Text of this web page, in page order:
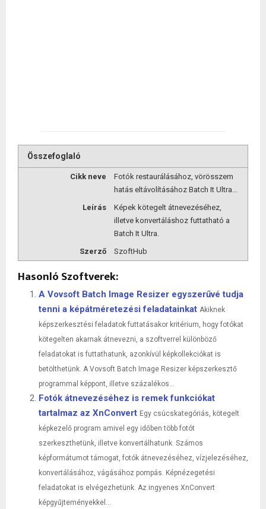
Összefoglaló
Cikk neve
Fotók restaurálásához, vörösszem
hatás eltávolításához Batch It Ultra…
Leírás
Képek kötegelt átnevezéséhez,
illetve konvertáláshoz futtatható a
Batch It Ultra.
Szerző
SzoftHub
Hasonló Szoftverek:
A Vovsoft Batch Image Resizer egyszerűvé tudja
tenni a képátméretezési feladatainkat Akiknek
képszerkesztési feladatok futtatásakor kritérium, hogy fotókat
kötegelten akarnak átnevezni, a szoftverrel különböző
feladatokat is futtathatunk, azonkívül képkollekciókat is
betölthetünk. A Vovsoft Batch Image Resizer képszerkesztő
programmal képpont, illetve százalékos...
Fotók átnevezéséhez is remek funkciókat
tartalmaz az XnConvert Egy csúcskategóriás, kötegelt
képkezelő program amivel egy időben több fotót
szerkeszthetünk, illetve konvertálhatunk. Számos
képformátumot támogat, fotók átnevezéséhez, vízjelezéséhez,
konvertálásához, vágásához pompás. Képnézegetési
feladatokat is elvégezhetünk. Az ingyenes XnConvert
képgyűjteményekkel...